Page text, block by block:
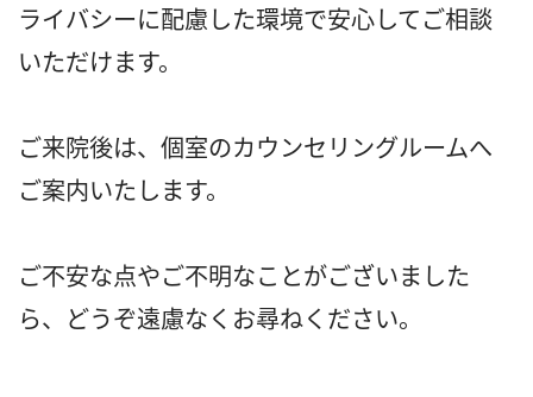
ライバシーに配慮した環境で安心してご相談
いただけます。
ご来院後は、個室のカウンセリングルームへ
ご案内いたします。
ご不安な点やご不明なことがございました
ら、どうぞ遠慮なくお尋ねください。